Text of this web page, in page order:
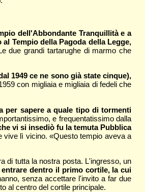
dell'Abbondante Tranquillità e a
Tempio della Pagoda della Legge,
due grandi tartarughe di marmo che
1949 ce ne sono già state cinque),
con migliaia e migliaia di fedeli che
per sapere a quale tipo di tormenti
e frequentatissimo dalla
vi si insediò fu la temuta Pubblica
vive lì vicino. «Questo tempio aveva a
di tutta la nostra posta. L'ingresso, un
dentro il primo cortile, la cui
senza accettare l'invito a far due
al centro del cortile principale.